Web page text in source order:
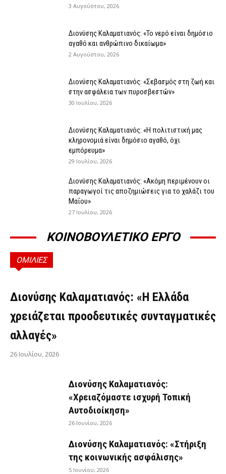
3 Αυγούστου, 2026
Διονύσης Καλαματιανός: «Το νερό είναι δημόσιο
αγαθό και ανθρώπινο δικαίωμα»
2 Αυγούστου, 2026
Διονύσης Καλαματιανός: «Σεβασμός στη ζωή και
στην ασφάλεια των πυροσβεστών»
30 Ιουλίου, 2026
Διονύσης Καλαματιανός: «Η πολιτιστική μας
κληρονομιά είναι δημόσιο αγαθό, όχι
εμπόρευμα»
29 Ιουλίου, 2026
Διονύσης Καλαματιανός: «Ακόμη περιμένουν οι
παραγωγοί τις αποζημιώσεις για το χαλάζι του
Μαΐου»
27 Ιουλίου, 2026
ΚΟΙΝΟΒΟΥΛΕΤΙΚΟ ΕΡΓΟ
ΟΜΙΛΙΕΣ
ΟΜΙΛΊΕΣ
Διονύσης Καλαματιανός: «Η Ελλάδα
χρειάζεται προοδευτικές συνταγματικές
αλλαγές»
26 Ιουλίου, 2026
Διονύσης Καλαματιανός:
«Χρειαζόμαστε ισχυρή Τοπική
Αυτοδιοίκηση»
26 Ιουνίου, 2026
Διονύσης Καλαματιανός: «Στήριξη
της κοινωνικής ασφάλισης»
5 Ιουνίου, 2026